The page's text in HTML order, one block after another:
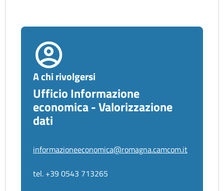
A chi rivolgersi
Ufficio Informazione
economica - Valorizzazione
dati
informazioneeconomica@romagna.camcom.it
tel. +39 0543 713265